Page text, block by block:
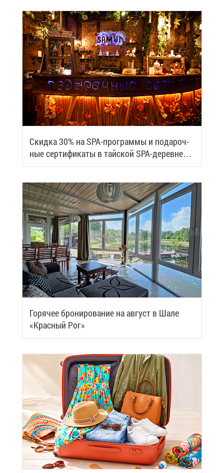
Скид­ка 30% на SPA-про­грам­мы и по­да­роч­
ные сер­ти­фи­ка­ты в тай­ской SPA-де­ревне
Samui
Го­ря­чее бро­ни­ро­ва­ние на ав­густ в Ша­ле
«Крас­ный Рог»